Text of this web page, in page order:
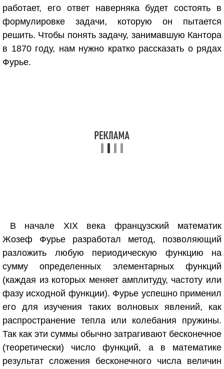
работает, его ответ наверняка будет состоять в
формулировке задачи, которую он пытается
решить. Чтобы понять задачу, занимавшую Кантора
в 1870 году, нам нужно кратко рассказать о рядах
Фурье.
В начале XIX века французский математик
Жозеф Фурье разработал метод, позволяющий
разложить любую периодическую функцию на
сумму определенных элементарных функций
(каждая из которых меняет амплитуду, частоту или
фазу исходной функции). Фурье успешно применил
его для изучения таких волновых явлений, как
распространение тепла или колебания пружины.
Так как эти суммы обычно затрагивают бесконечное
(теоретически) число функций, а в математике
результат сложения бесконечного числа величин